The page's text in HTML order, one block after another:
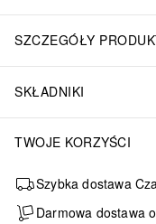
SZCZEGÓŁY
SKŁADNIKI
TWOJE KORZYŚCI
Szybka dostawa
Darmowa dostawa